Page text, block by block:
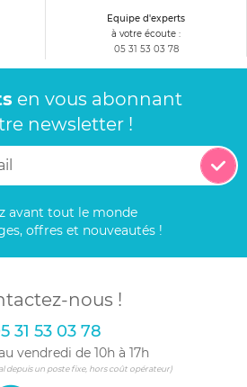
Equipe d'experts
à votre écoute :
05 31 53 03 78
en vous abonnant
newsletter !
avant tout le monde
offres et nouveautés !
nous !
31 53 03 78
vendredi de 10h à 17h
depuis un poste fixe, hors coût opérateur)